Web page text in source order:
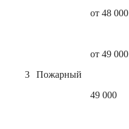
3 Пожарный
от 48 000
от 49 000
49 000